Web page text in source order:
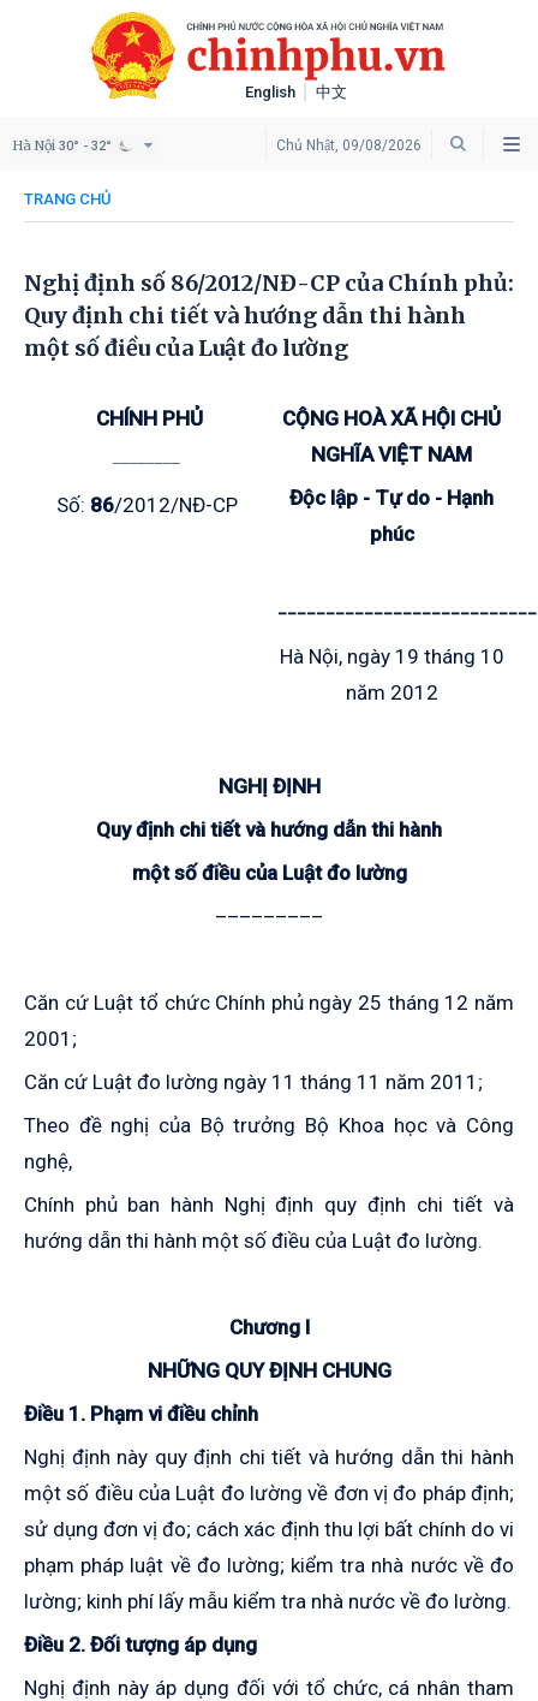
English 中文
Chủ Nhật, 09/08/2026
Hà Nội 30° - 32°
TRANG CHỦ
Nghị định số 86/2012/NĐ-CP của Chính phủ:
Quy định chi tiết và hướng dẫn thi hành
một số điều của Luật đo lường
CHÍNH PHỦ
Số: 86/2012/NĐ-CP
CỘNG HOÀ XÃ HỘI CHỦ
NGHĨA VIỆT NAM
Độc lập - Tự do - Hạnh
phúc
Hà Nội, ngày 19 tháng 10
năm 2012
NGHỊ ĐỊNH
Quy định chi tiết và hướng dẫn thi hành
một số điều của Luật đo lường
Căn cứ Luật tổ chức Chính phủ ngày 25 tháng 12 năm
2001;
Căn cứ Luật đo lường ngày 11 tháng 11 năm 2011;
Theo đề nghị của Bộ trưởng Bộ Khoa học và Công
nghệ,
Chính phủ ban hành Nghị định quy định chi tiết và
hướng dẫn thi hành một số điều của Luật đo lường.
Chương I
NHỮNG QUY ĐỊNH CHUNG
Điều 1. Phạm vi điều chỉnh
Nghị định này quy định chi tiết và hướng dẫn thi hành
một số điều của Luật đo lường về đơn vị đo pháp định;
sử dụng đơn vị đo; cách xác định thu lợi bất chính do vi
phạm pháp luật về đo lường; kiểm tra nhà nước về đo
lường; kinh phí lấy mẫu kiểm tra nhà nước về đo lường.
Điều 2. Đối tượng áp dụng
Nghị định này áp dụng đối với tổ chức, cá nhân tham